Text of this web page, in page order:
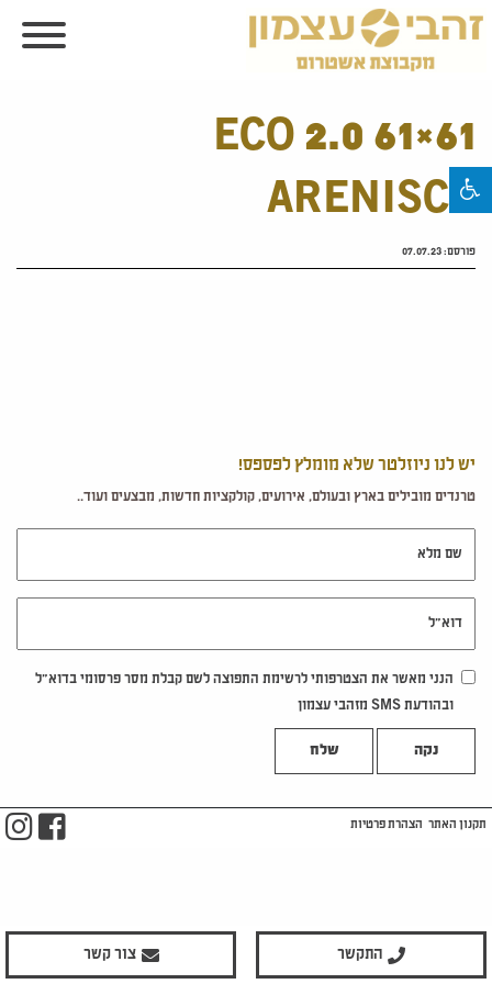
ECO 2.0 61×61
ARENISCA
פורסם:07.07.23
יש לנו ניוזלטר שלא מומלץ לפספס!
טרנדים מובילים בארץ ובעולם, אירועים, קולקציות חדשות, מבצעים ועוד..
הנני מאשר את הצטרפותי לרשימת התפוצה לשם קבלת מסר פרסומי בדוא"ל
ובהודעת SMS מזהבי עצמון
נקה
התקשר צור קשר
תקנון האתר הצהרת פרטיות